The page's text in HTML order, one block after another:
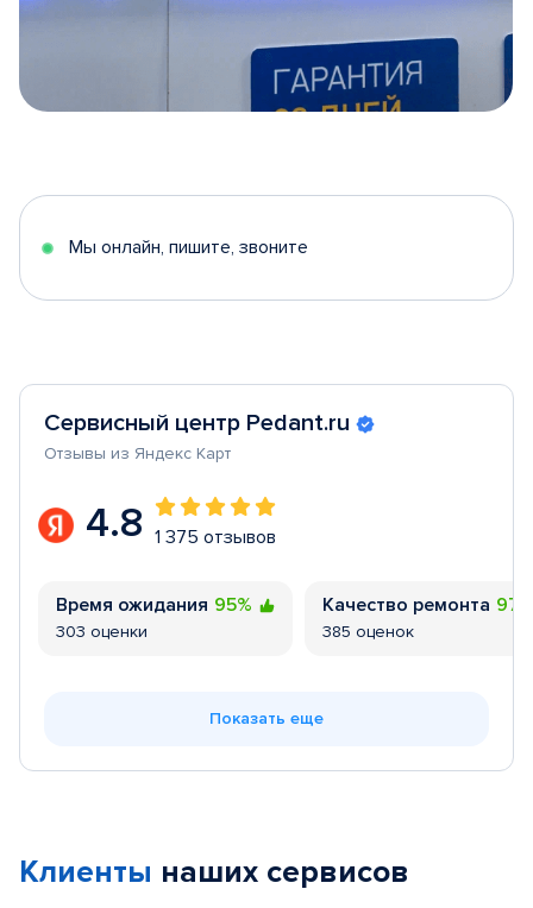
5
Мы онлайн, пишите, звоните
Сервисный центр Pedant.ru
Отзывы из Яндекс Карт
4.8 1 375 отзывов
Время ожидания 95%
303 оценки
Качество ремонта
385 оценок
Показать еще
Клиенты наших сервисов